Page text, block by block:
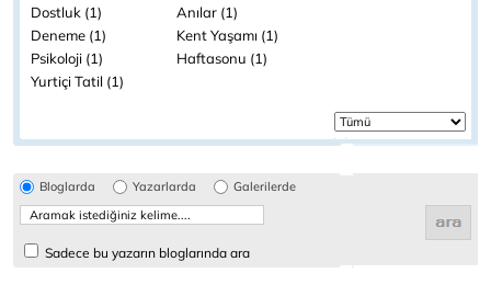
Dostluk (1)
Anılar (1)
Deneme (1)
Kent Yaşamı (1)
Psikoloji (1)
Haftasonu (1)
Yurtiçi Tatil (1)
Bloglarda Yazarlarda Galerilerde
Sadece bu yazarın bloglarında ara